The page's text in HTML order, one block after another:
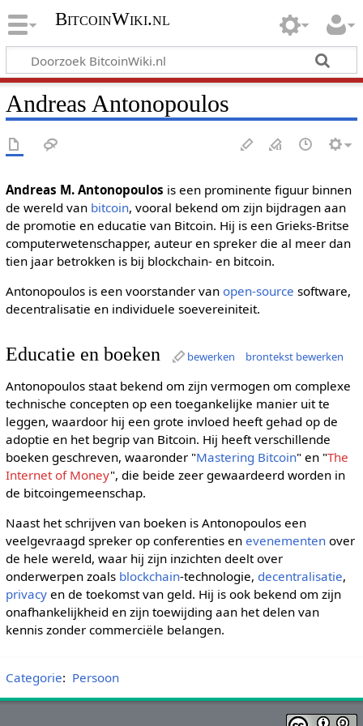
BitcoinWiki.nl
Andreas Antonopoulos
Andreas M. Antonopoulos is een prominente figuur binnen
de wereld van bitcoin, vooral bekend om zijn bijdragen aan
de promotie en educatie van Bitcoin. Hij is een Grieks-Britse
computerwetenschapper, auteur en spreker die al meer dan
tien jaar betrokken is bij blockchain- en bitcoin.
Antonopoulos is een voorstander van open-source software,
decentralisatie en individuele soevereiniteit.
Educatie en boeken bewerken brontekst bewerken
Antonopoulos staat bekend om zijn vermogen om complexe
technische concepten op een toegankelijke manier uit te
leggen, waardoor hij een grote invloed heeft gehad op de
adoptie en het begrip van Bitcoin. Hij heeft verschillende
boeken geschreven, waaronder "Mastering Bitcoin" en "The
Internet of Money", die beide zeer gewaardeerd worden in
de bitcoingemeenschap.
Naast het schrijven van boeken is Antonopoulos een
veelgevraagd spreker op conferenties en evenementenover
de hele wereld, waar hij zijn inzichten deelt over
onderwerpen zoals blockchain-technologie, decentralisatie,
privacyen de toekomst van geld. Hij is ook bekend om zijn
onafhankelijkheid en zijn toewijding aan het delen van
kennis zonder commerciële belangen.
Categorie: Persoon